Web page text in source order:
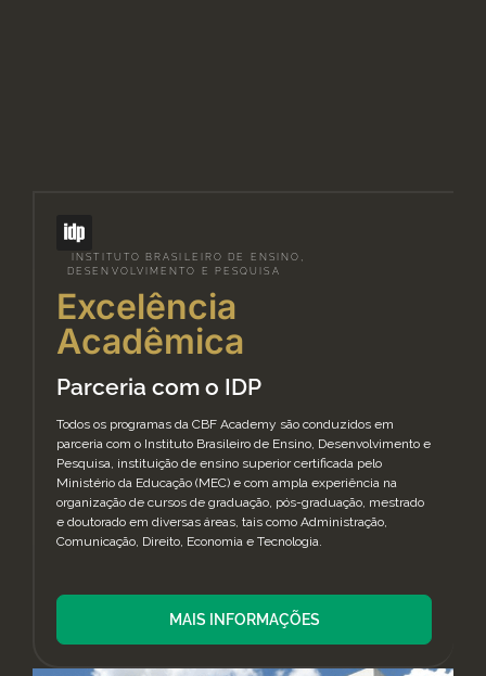
INSTITUTO BRASILEIRO DE ENSINO,
DESENVOLVIMENTO E PESQUISA
Excelência
Acadêmica
Parceria com o IDP
Todos os programas da CBF Academy são conduzidos em
parceria com o Instituto Brasileiro de Ensino, Desenvolvimento e
Pesquisa, instituição de ensino superior certificada pelo
Ministério da Educação (MEC) e com ampla experiência na
organização de cursos de graduação, pós-graduação, mestrado
e doutorado em diversas áreas, tais como Administração,
Comunicação, Direito, Economia e Tecnologia.
MAIS INFORMAÇÕES